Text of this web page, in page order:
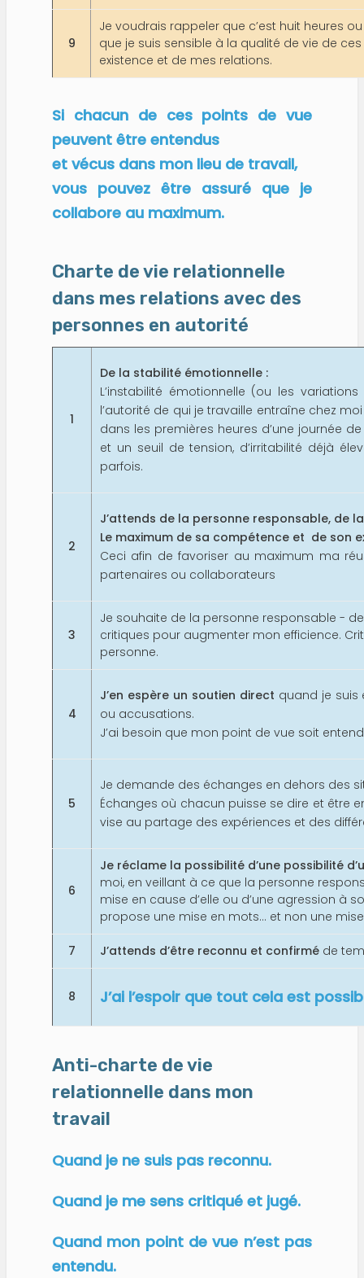
9
Je voudrais rappeler que c’est huit heures
que je suis sensible à la qualité de vie de
existence et de mes relations.
Si chacun de ces points de vue
peuvent être entendus
et vécus dans mon lieu de travail,
vous pouvez être assuré que je
collabore au maximum.
Charte de vie relationnelle
dans mes relations avec des
personnes en autorité
1
De la stabilité émotionnelle :
L’instabilité émotionnelle (ou les
l’autorité de qui je travaille entraîne chez
dans les premières heures d’une journée
et un seuil de tension, d’irritabilité déjà
parfois.
2
J’attends de la personne responsable, de
Le maximum de sa compétence et de son
Ceci afin de favoriser au maximum ma
partenaires ou collaborateurs
3
Je souhaite de la personne responsable -
critiques pour augmenter mon efficience.
personne.
4
J’en espère un soutien direct quand je suis
ou accusations.
J’ai besoin que mon point de vue soit
5
Je demande des échanges en dehors des
Échanges où chacun puisse se dire et être
vise au partage des expériences et des
6
Je réclame la possibilité d’une possibilité
moi, en veillant à ce que la personne
mise en cause d’elle ou d’une agression à
propose une mise en mots… et non une
7 J’attends d’être reconnu et confirmé de
8 J’ai l’espoir que tout cela est
Anti-charte de vie
relationnelle dans mon
travail
Quand je ne suis pas reconnu.
Quand je me sens critiqué et jugé.
Quand mon point de vue n’est pas
entendu.